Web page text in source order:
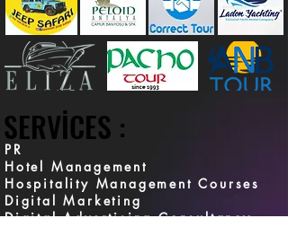
SERVICES :
SERVICES :
PR
Hotel Management
Hospitality Management Courses
Digital Marketing
Digital Advertising Consultancy